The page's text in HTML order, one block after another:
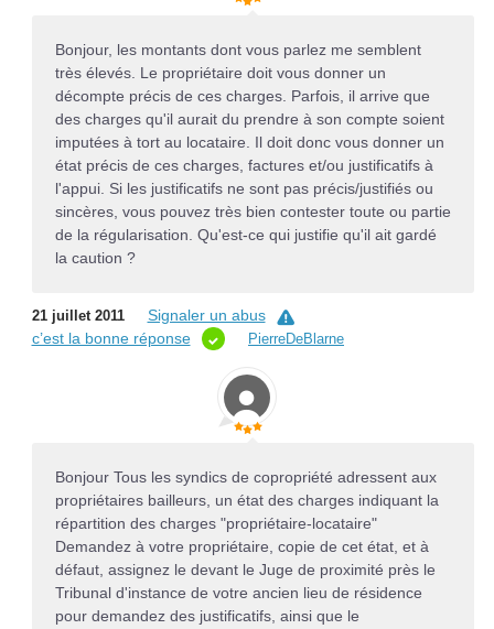
Bonjour, les montants dont vous parlez me semblent
très élevés. Le propriétaire doit vous donner un
décompte précis de ces charges. Parfois, il arrive que
des charges qu'il aurait du prendre à son compte soient
imputées à tort au locataire. Il doit donc vous donner un
état précis de ces charges, factures et/ou justificatifs à
l'appui. Si les justificatifs ne sont pas précis/justifiés ou
sincères, vous pouvez très bien contester toute ou partie
de la régularisation. Qu'est-ce qui justifie qu'il ait gardé
la caution ?
21 juillet 2011
Signaler un abus
c’est la bonne réponse
PierreDeBlarne
Bonjour Tous les syndics de copropriété adressent aux
propriétaires bailleurs, un état des charges indiquant la
répartition des charges "propriétaire-locataire"
Demandez à votre propriétaire, copie de cet état, et à
défaut, assignez le devant le Juge de proximité près le
Tribunal d'instance de votre ancien lieu de résidence
pour demandez des justificatifs, ainsi que le